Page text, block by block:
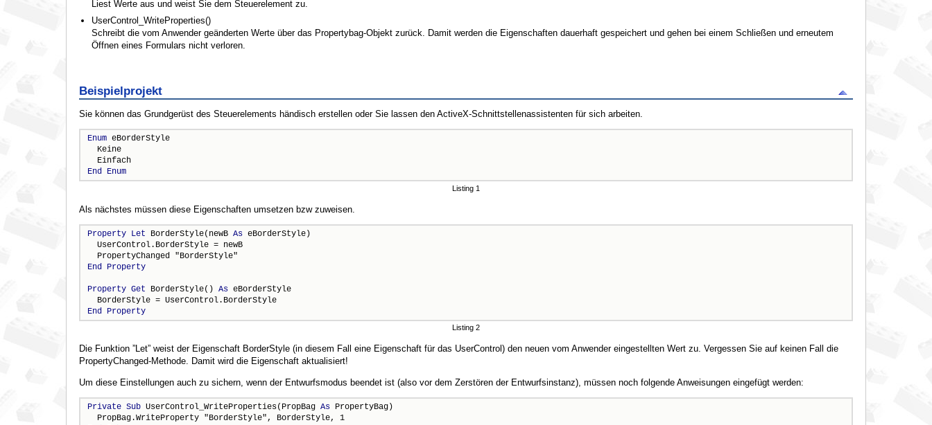
Liest Werte aus und weist Sie dem Steuerelement zu.
UserControl_WriteProperties()
Schreibt die vom Anwender geänderten Werte über das Propertybag-Objekt zurück. Damit werden die Eigenschaften dauerhaft gespeichert und gehen bei einem Schließen und erneutem
Öffnen eines Formulars nicht verloren.
Beispielprojekt
Sie können das Grundgerüst des Steuerelements händisch erstellen oder Sie lassen den ActiveX-Schnittstellenassistenten für sich arbeiten.
Enum eBorderStyle
  Keine
  Einfach
End Enum
Listing 1
Als nächstes müssen diese Eigenschaften umsetzen bzw zuweisen.
Property Let BorderStyle(newB As eBorderStyle)
  UserControl.BorderStyle = newB
End
Property
Property Get BorderStyle() As eBorderStyle
  BorderStyle = UserControl.BorderStyle
End
Property
Listing 2
Die Funktion ”Let” weist der Eigenschaft BorderStyle (in diesem Fall eine Eigenschaft für das UserControl) den neuen vom Anwender eingestellten Wert zu. Vergessen Sie auf keinen Fall die
PropertyChanged-Methode. Damit wird die Eigenschaft aktualisiert!
Um diese Einstellungen auch zu sichern, wenn der Entwurfsmodus beendet ist (also vor dem Zerstören der Entwurfsinstanz), müssen noch folgende Anweisungen eingefügt werden:
Private Sub UserControl_WriteProperties(PropBag As PropertyBag)
  PropBag.WriteProperty "BorderStyle", BorderStyle, 1